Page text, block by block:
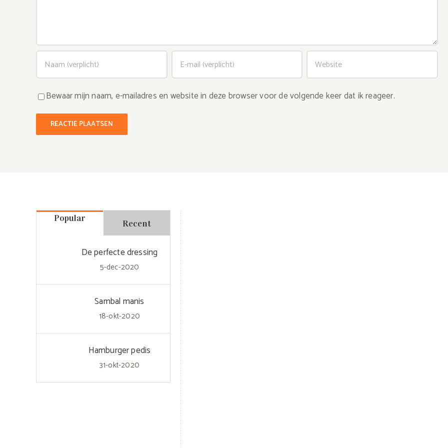
Bewaar mijn naam, e-mailadres en website in deze browser voor de volgende keer dat ik reageer.
Popular Recent
De perfecte dressing
5-dec-2020
Sambal manis
18-okt-2020
Hamburger pedis
31-okt-2020